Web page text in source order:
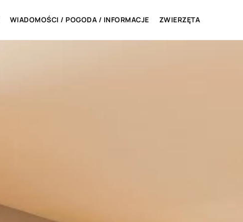
WIADOMOŚCI / POGODA / INFORMACJE ZWIERZĘTA